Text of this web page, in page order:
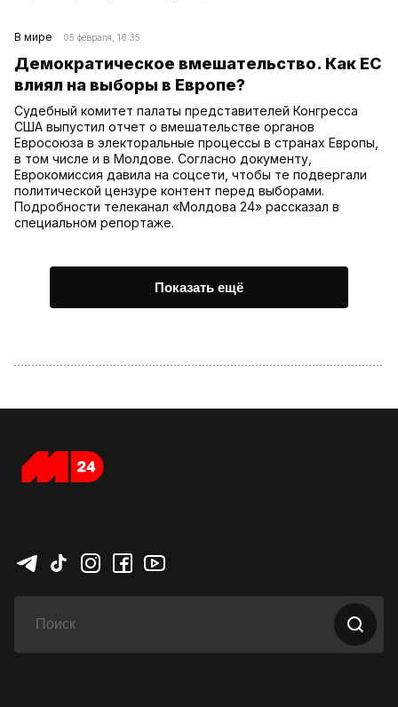
В мире 05 февраля, 16:35
Демократическое вмешательство. Как ЕС
влиял на выборы в Европе?
Судебный комитет палаты представителей Конгресса
США выпустил отчет о вмешательстве органов
Евросоюза в электоральные процессы в странах Европы,
в том числе и в Молдове. Согласно документу,
Еврокомиссия давила на соцсети, чтобы те подвергали
политической цензуре контент перед выборами.
Подробности телеканал «Молдова 24» рассказал в
специальном репортаже.
Показать ещё